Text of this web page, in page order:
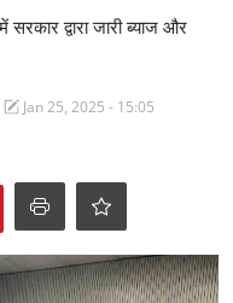
द्वारा जारी ब्याज और
Jan 25, 2025 - 15:05